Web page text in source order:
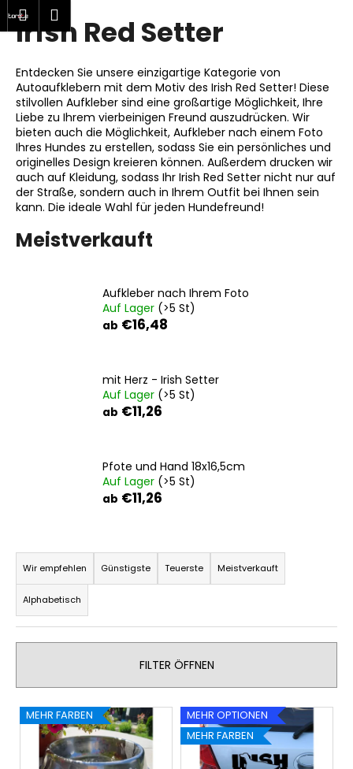
Zum
Inhalt
Warenkorb
Irish Red Setter
Entdecken Sie unsere einzigartige Kategorie von
Autoaufklebern mit dem Motiv des Irish Red Setter! Diese
stilvollen Aufkleber sind eine großartige Möglichkeit, Ihre
Liebe zu Ihrem vierbeinigen Freund auszudrücken. Wir
bieten auch die Möglichkeit, Aufkleber nach einem Foto
Ihres Hundes zu erstellen, sodass Sie ein persönliches und
originelles Design kreieren können. Außerdem drucken wir
auch auf Kleidung, sodass Ihr Irish Red Setter nicht nur auf
der Straße, sondern auch in Ihrem Outfit bei Ihnen sein
kann. Die ideale Wahl für jeden Hundefreund!
Meistverkauft
Aufkleber nach Ihrem Foto
Auf Lager (>5 St)
ab €16,48
mit Herz - Irish Setter
Auf Lager (>5 St)
ab €11,26
Pfote und Hand 18x16,5cm
Auf Lager (>5 St)
ab €11,26
P
o
d
u
s
o
Wir empfehlen Günstigste Teuerste Meistverkauft
Alphabetisch
FILTER ÖFFNEN
L
i
MEHR FARBEN
MEHR OPTIONEN
MEHR FARBEN
W
a
Zurück
Zurück
W
a
s
s
u
c
h
e
n
SUCHEN
m
p
f
e
h
l
PFOTE
UND
HAND
18X16,5CM